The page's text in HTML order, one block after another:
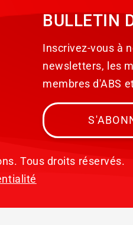
BULLETIN
Inscrivez-vous à
newsletters, les
membres d'ABS
Tous droits réservés.